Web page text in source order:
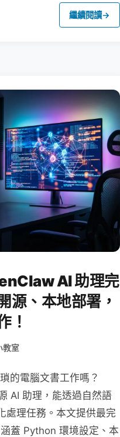
繼續閱讀→
AI 助理完
源、本地部署，
！
教室
的電腦文書工作嗎？
AI 助理，能透過自然語
處理任務。本文提供最完
蓋 Python 環境設定、本